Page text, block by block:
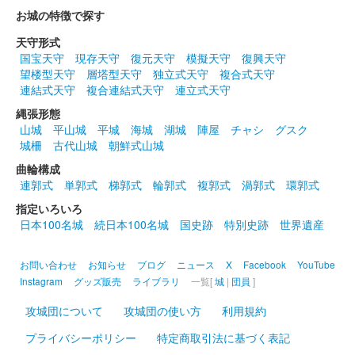
お城の特徴で探す
天守形式
国宝天守
現存天守 復元天守 模擬天守
復興天守
望楼型天守
層塔型天守 独立式天守
複合式天守
連結式天守
複合連結式天守
連立式天守
縄張形態
山城
平山城 平城 海城 湖城 陣屋 チャシ
グスク
城柵
古代山城
朝鮮式山城
曲輪構成
連郭式
単郭式 梯郭式 輪郭式 複郭式 渦郭式
環郭式
指定いろいろ
日本100名城
続日本100名城 国史跡 特別史跡 世界遺産
お問い合わせ お知らせ ブログ ニュース X Facebook
YouTube
Instagram
グッズ販売 ライブラリ 一覧[城 | 団員 ]
攻城団について 攻城団の使い方
利用規約
プライバシーポリシー
特定商取引法に基づく表記